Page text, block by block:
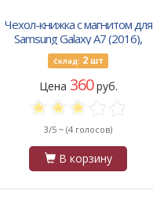
Чехол-книжка с магнитом для
Samsung Galaxy A7 (2016),
арт.007174-2 (Красный)
Склад: 2шт
Цена 360руб.
3/5 ~ (4 голосов)
В корзину